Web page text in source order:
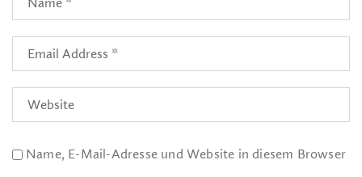
Name, E-Mail-Adresse und Website in diesem Browser